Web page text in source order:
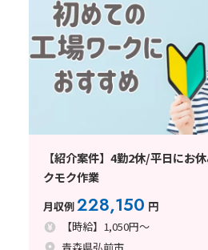
【紹介案件】4勤2休/平日にお
クモク作業
月収例228,150 円
【時給】1,050円～